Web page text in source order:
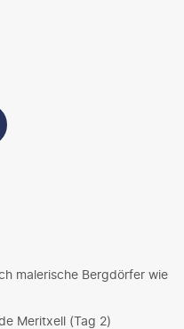
malerische Bergdörfer wie
Meritxell (Tag 2)